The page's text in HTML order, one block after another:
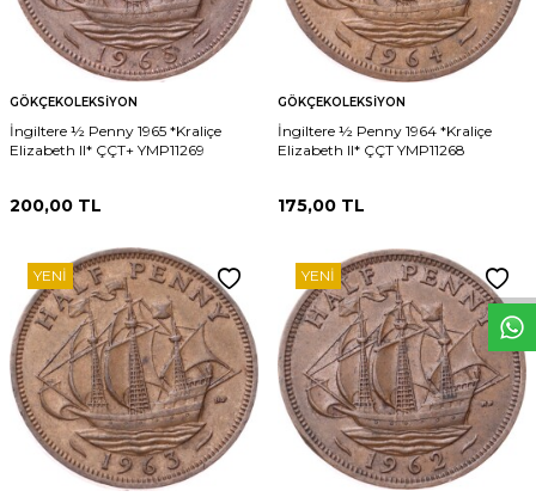
W
h
t
s
p
p
D
e
s
e
H
a
t
t
GÖKÇEKOLEKSIYON
İngiltere ½ Penny 1965 *Kraliçe
Elizabeth II* ÇÇT+ YMP11269
200,00 TL
GÖKÇEKOLEKSIYON
İngiltere ½ Penny 1964 *Kraliçe
Elizabeth II* ÇÇT YMP11268
175,00 TL
YENI YENI